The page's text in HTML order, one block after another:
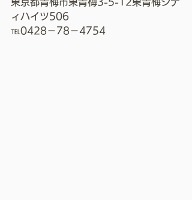
東京都青梅市東青梅3-5-12東青梅シテ
ィハイツ506
℡0428－78－4754